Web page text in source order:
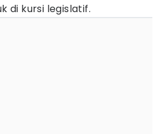
di kursi legislatif.